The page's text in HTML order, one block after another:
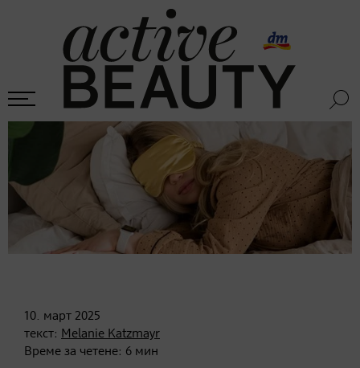
10. март 2025
текст: Melanie Katzmayr
Време за четене: 6 мин